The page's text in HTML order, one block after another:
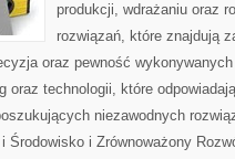
produkcji, wdrażaniu oraz
rozwiązań, które znajdują
oraz pewność
oraz technologii, które
niezawodnych
Środowisko i Zrównoważony